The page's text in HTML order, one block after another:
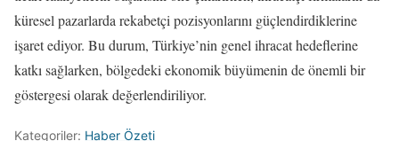
küresel pazarlarda rekabetçi pozisyonlarını güçlendirdiklerine
işaret ediyor. Bu durum, Türkiye’nin genel ihracat hedeflerine
katkı sağlarken, bölgedeki ekonomik büyümenin de önemli bir
göstergesi olarak değerlendiriliyor.
Kategoriler: Haber Özeti